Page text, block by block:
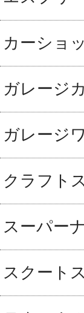
カーショ
ガレージ
ガレージ
クラフト
スーパー
スクート